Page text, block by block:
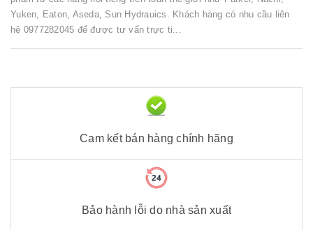
Yuken, Eaton, Aseda, Sun Hydrauics. Khách hàng có nhu cầu liên
hệ 0977282045 để được tư vấn trực ti...
Cam kết bán hàng chính hãng
Bảo hành lỗi do nhà sản xuất